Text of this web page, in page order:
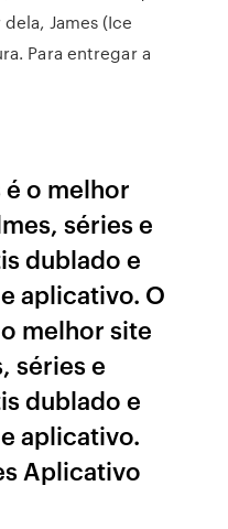
James (Ice
Para entregar a
é o melhor
séries e
dublado e
aplicativo. O
melhor site
séries e
dublado e
aplicativo.
Aplicativo